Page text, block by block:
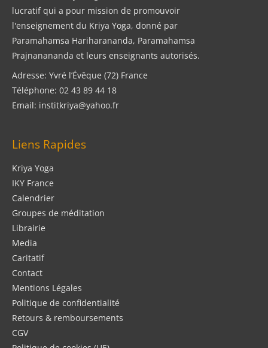
lucratif qui a pour mission de promouvoir
l'enseignement du Kriya Yoga, donné par
Paramahamsa Hariharananda, Paramahamsa
Prajnanananda et leurs enseignants autorisés.
Adresse: Yvré l’Évêque (72) France
Téléphone: 02 43 89 44 18
Email: institkriya@yahoo.fr
Liens Rapides
Kriya Yoga
IKY France
Calendrier
Groupes de méditation
Librairie
Media
Caritatif
Contact
Mentions Légales
Politique de confidentialité
Retours & remboursements
CGV